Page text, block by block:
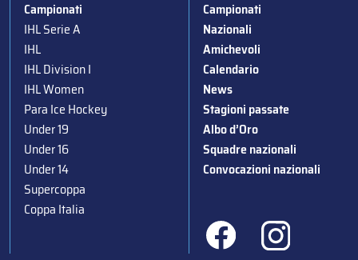
Campionati
IHL Serie A
IHL
IHL Division I
IHL Women
Para Ice Hockey
Under 19
Under 16
Under 14
Supercoppa
Coppa Italia
Campionati
Nazionali
Amichevoli
Calendario
News
Stagioni passate
Albo d’Oro
Squadre nazionali
Convocazioni nazionali